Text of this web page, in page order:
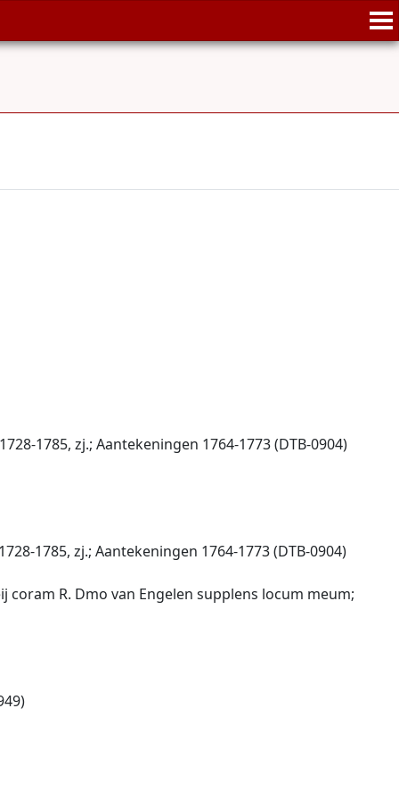
1785, zj.; Aantekeningen 1764-1773 (DTB-0904)
1785, zj.; Aantekeningen 1764-1773 (DTB-0904)
R. Dmo van Engelen supplens locum meum;